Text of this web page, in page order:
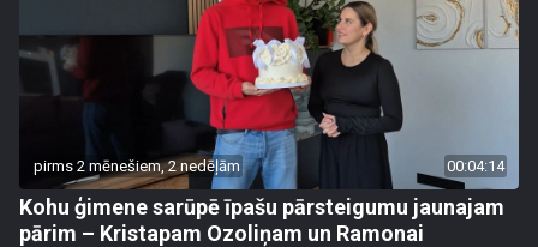
pirms 2 mēnešiem, 2 nedēļām 00:04:14
Kohu ģimene sarūpē īpašu pārsteigumu jaunajam
pārim – Kristapam Ozoliņam un Ramonai